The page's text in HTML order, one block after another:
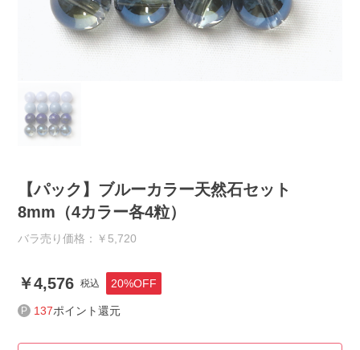
【パック】ブルーカラー天然石セット
8mm（4カラー各4粒）
バラ売り価格：￥5,720
4,576 税込 20%OFF
137ポイント還元